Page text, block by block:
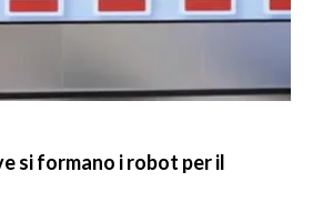
si formano i robot per il